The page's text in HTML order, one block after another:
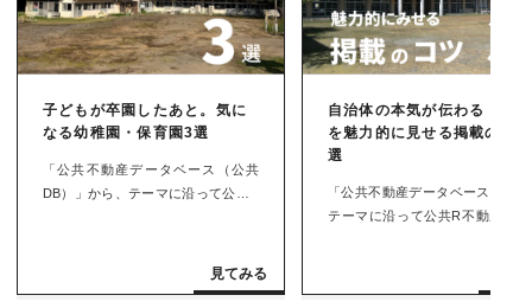
子どもが卒園したあと。気に
なる幼稚園・保育園3選
「公共不動産データベース（公共
DB）」から、テーマに沿って公共R
ーマは「子どもが卒園したあと。気
になる幼稚園・保育園3選」です！ピ
自治体の本気が伝わる！物件
を魅力的に見せる掲載のコ
選
「公共不動産データベース」か
テーマに沿って公共R不動産メ